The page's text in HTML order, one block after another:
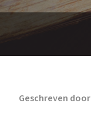
Geschreven door